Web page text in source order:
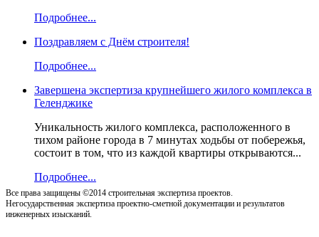
Подробнее...
Поздравляем с Днём строителя!
Подробнее...
Завершена экспертиза крупнейшего жилого комплекса в
Геленджике
Уникальность жилого комплекса, расположенного в
тихом районе города в 7 минутах ходьбы от побережья,
состоит в том, что из каждой квартиры открываются...
Подробнее...
Все права защищены ©2014 строительная экспертиза проектов.
Негосударственная экспертиза проектно-сметной документации и результатов
инженерных изысканий.